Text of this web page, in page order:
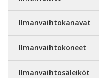
Ilmanvaihtokanavat
Ilmanvaihtokoneet
Ilmanvaihtosäleiköt